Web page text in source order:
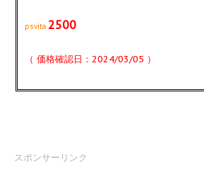
psvita 2500
（ 価格確認日：2024/03/05 ）
スポンサーリンク